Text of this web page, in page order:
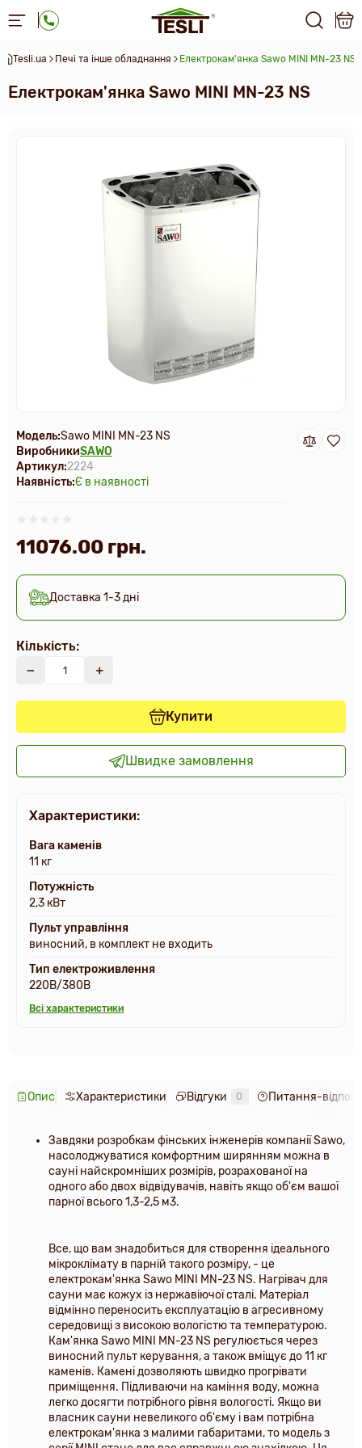
Tesli.ua Печі та інше обладнання Електрокам'янка Sawo MINI MN-23 NS
Електрокам'янка Sawo MINI MN-23 NS
Модель:Sawo MINI MN-23 NS
ВиробникиSAWO
Артикул:2224
Наявність:Є в наявності
Доставка 1-3 дні
11076.00 грн.
Кількість:
Купити
Швидке замовлення
Характеристики:
Вага каменів
11 кг
Потужність
2,3 кВт
Пульт управління
виносний, в комплект не входить
Тип електроживлення
220В/380В
Всі характеристики
Опис Характеристики Відгуки 0 Питання-
Завдяки розробкам фінських інженерів компанії Sawo,
насолоджуватися комфортним ширянням можна в
сауні найскромніших розмірів, розрахованої на
одного або двох відвідувачів, навіть якщо об'єм вашої
парної всього 1,3-2,5 м3.
Все, що вам знадобиться для створення ідеального
мікроклімату в парній такого розміру, - це
електрокам'янка Sawo MINI MN-23 NS. Нагрівач для
сауни має кожух із нержавіючої сталі. Матеріал
відмінно переносить експлуатацію в агресивному
середовищі з високою вологістю та температурою.
Кам'янка Sawo MINI MN-23 NS регулюється через
виносний пульт керування, а також вміщує до 11 кг
каменів. Камені дозволяють швидко прогрівати
приміщення. Підливаючи на каміння воду, можна
легко досягти потрібного рівня вологості. Якщо ви
власник сауни невеликого об'єму і вам потрібна
електрокам'янка з малими габаритами, то модель з